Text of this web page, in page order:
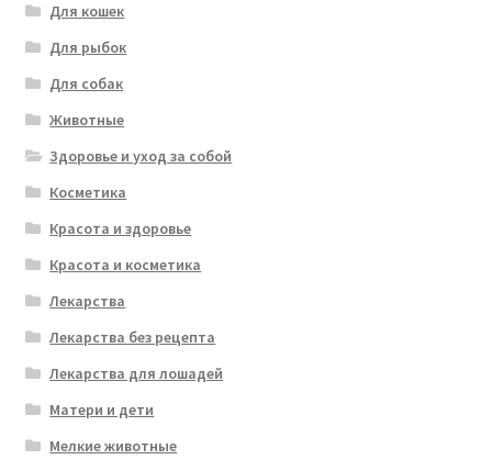
Для кошек
Для рыбок
Для собак
Животные
Здоровье и уход за собой
Косметика
Красота и здоровье
Красота и косметика
Лекарства
Лекарства без рецепта
Лекарства для лошадей
Матери и дети
Мелкие животные